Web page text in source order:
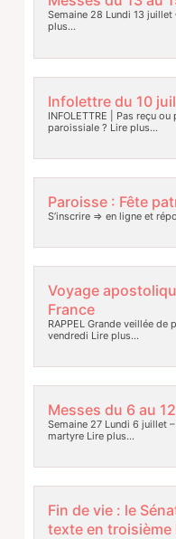
Semaine 28 Lundi 13
plus…
Infolettre du 10
INFOLETTRE | Pas reçu
paroissiale ? Lire plus…
Paroisse : Fête
S’inscrire => en ligne et
Voyage
France
RAPPEL Grande veillée de
vendredi Lire plus…
Messes du 6 au
Semaine 27 Lundi 6 juillet
martyreLire plus…
Fin de vie : le
texte en troisième